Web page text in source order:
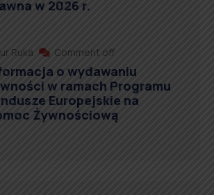
w 2026 r.
Ruka Comment off
o wydawaniu
w ramach Programu
Europejskie na
Żywnościową